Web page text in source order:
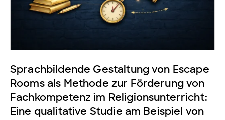
Sprachbildende Gestaltung von Escape
Rooms als Methode zur Förderung von
Fachkompetenz im Religionsunterricht:
Eine qualitative Studie am Beispiel von